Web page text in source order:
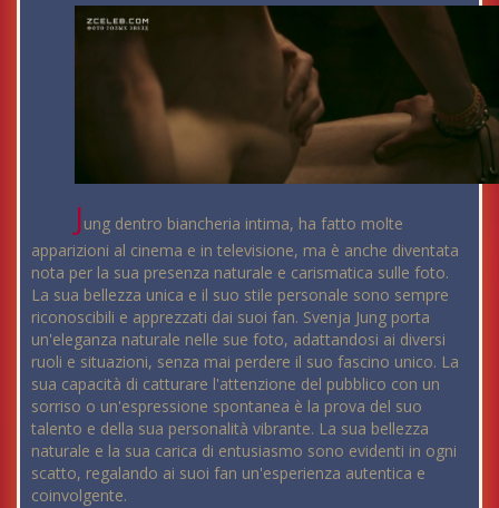
Jung dentro biancheria intima, ha fatto molte
apparizioni al cinema e in televisione, ma è anche diventata
nota per la sua presenza naturale e carismatica sulle foto.
La sua bellezza unica e il suo stile personale sono sempre
riconoscibili e apprezzati dai suoi fan. Svenja Jung porta
un'eleganza naturale nelle sue foto, adattandosi ai diversi
ruoli e situazioni, senza mai perdere il suo fascino unico. La
sua capacità di catturare l'attenzione del pubblico con un
sorriso o un'espressione spontanea è la prova del suo
talento e della sua personalità vibrante. La sua bellezza
naturale e la sua carica di entusiasmo sono evidenti in ogni
scatto, regalando ai suoi fan un'esperienza autentica e
coinvolgente.